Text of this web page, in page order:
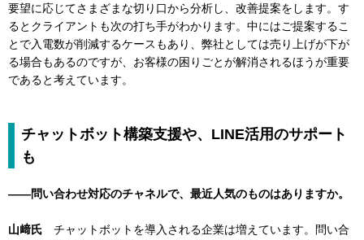
要望に応じてさまざまな切り口から分析し、改善提案をします。す
るとクライアントも次の打ち手がわかります。中にはご提案するこ
とで入電数が削減するケースもあり、弊社としては売り上げが下が
る場合もあるのですが、お客様の困りごとが解消されるほうが重要
であると考えています。
チャットボット構築支援や、LINE活用のサポート
も
――問い合わせ対応のチャネルで、最近人気のものはありますか。
山﨑氏 チャットボットを導入される企業は増えています。問い合